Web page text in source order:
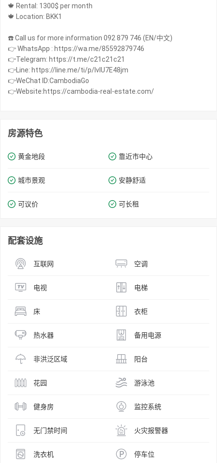
🍁 Rental: 1300$ per month
🍁 Location: BKK1
☎️ Call us for more information 092 879 746 (EN/中文)
👉 WhatsApp : https://wa.me/85592879746
👉Telegram: https://t.me/c21c21c21
👉Line: https://line.me/ti/p/IvIU7E48jm
👉WeChat ID:CambodiaGo
👉Website:https://cambodia-real-estate.com/
房源特色
黄金地段 靠近市中心
城市景观 安静舒适
可议价 可长租
配套设施
互联网 空调
电视 电梯
床 衣柜
热水器 备用电源
非洪泛区域 阳台
花园 游泳池
健身房 监控系统
无门禁时间 火灾报警器
洗衣机 停车位